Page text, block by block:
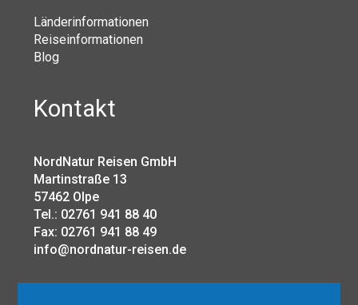
Länderinformationen
Reiseinformationen
Blog
Kontakt
NordNatur Reisen GmbH
Martinstraße 13
57462 Olpe
Tel.: 02761 941 88 40
Fax: 02761 941 88 49
info@nordnatur-reisen.de